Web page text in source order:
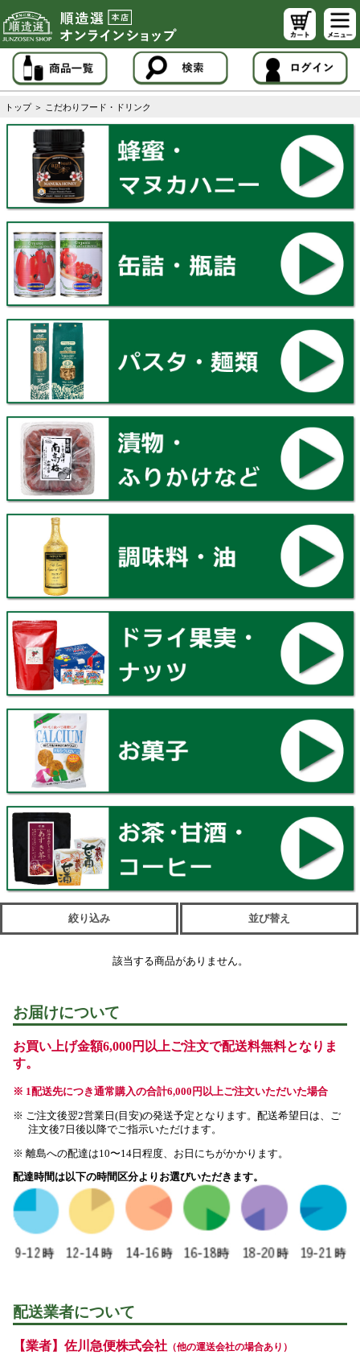
トップ ＞ こだわりフード・ドリンク
絞り込み 並び替え
該当する商品がありません。